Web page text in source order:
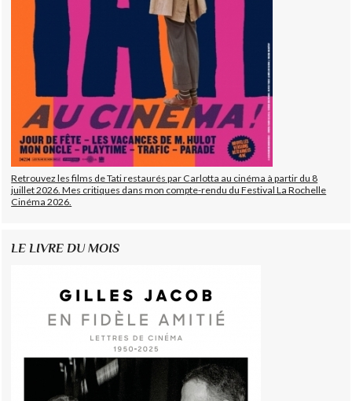
Retrouvez les films de Tati restaurés par Carlotta au cinéma à partir du 8
juillet 2026. Mes critiques dans mon compte-rendu du Festival La Rochelle
Cinéma 2026.
LE LIVRE DU MOIS